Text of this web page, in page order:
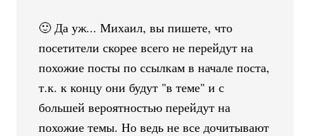
🙂 Да уж... Михаил, вы пишете, что
посетители скорее всего не перейдут на
похожие посты по ссылкам в начале поста,
т.к. к концу они будут "в теме" и с
большей вероятностью перейдут на
похожие темы. Но ведь не все дочитывают